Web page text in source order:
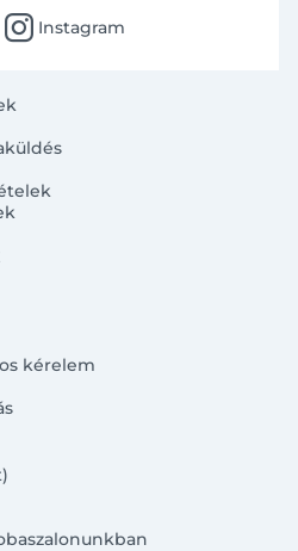
instagram Instagram
kérelem